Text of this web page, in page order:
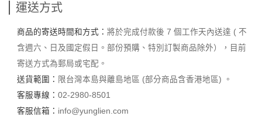
運送方式
商品的寄送時間和方式： 將於完成付款後 7 個工作天內送達 ( 不
含週六、日及國定假日。部份預購、特別訂製商品除外），目前
寄送方式為郵局或宅配。
送貨範圍： 限台灣本島與離島地區 (部分商品含香港地區) 。
客服專線： 02-2980-8501
客服信箱： info@yunglien.com